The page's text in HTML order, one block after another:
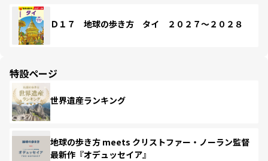
Ｄ１７ 地球の歩き方 タイ ２０２７～２０２８
特設ページ
世界遺産ランキング
地球の歩き方 meets クリストファー・ノーラン監督
最新作『オデュッセイア』